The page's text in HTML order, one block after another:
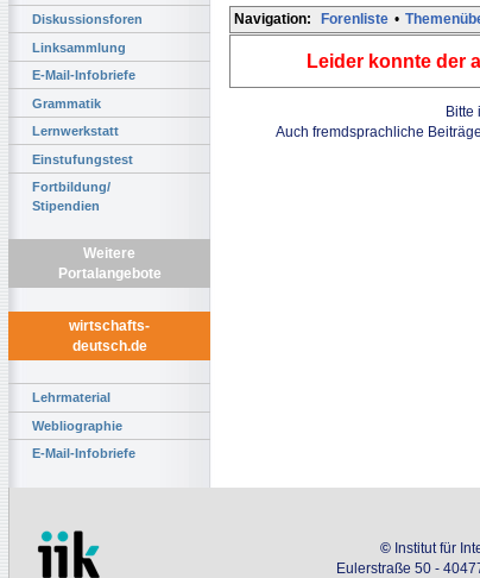
Diskussionsforen
Linksammlung
E-Mail-Infobriefe
Grammatik
Lernwerkstatt
Einstufungstest
Fortbildung/
Stipendien
Weitere
Portalangebote
wirtschafts-
deutsch.de
Lehrmaterial
Webliographie
E-Mail-Infobriefe
Navigation: Forenliste •
Leider konnte der
Bitte
Auch fremdsprachliche
© Institut für
Eulerstraße 50 -